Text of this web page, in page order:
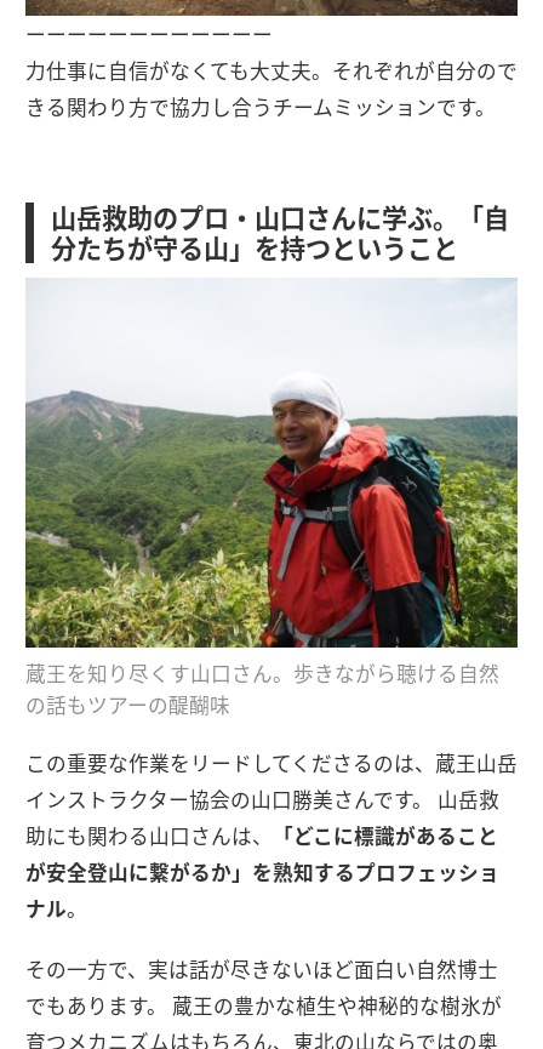
ーーーーーーーーーーーー
力仕事に自信がなくても大丈夫。それぞれが自分ので
きる関わり方で協力し合うチームミッションです。
山岳救助のプロ・山口さんに学ぶ。「自
分たちが守る山」を持つということ
蔵王を知り尽くす山口さん。歩きながら聴ける自然
の話もツアーの醍醐味
この重要な作業をリードしてくださるのは、蔵王山岳
インストラクター協会の山口勝美さんです。 山岳救
助にも関わる山口さんは、
「どこに標識があること
が安全登山に繋がるか」を熟知するプロフェッショ
ナル。
その一方で、実は話が尽きないほど面白い自然博士
でもあります。 蔵王の豊かな植生や神秘的な樹氷が
育つメカニズムはもちろん、東北の山ならではの奥